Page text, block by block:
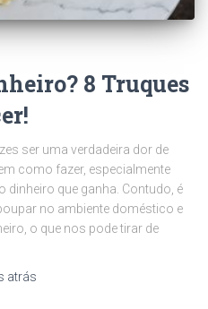
8 Truques
ser uma verdadeira dor de
como fazer, especialmente
dinheiro que ganha. Contudo, é
no ambiente doméstico e
o que nos pode tirar de
atrás